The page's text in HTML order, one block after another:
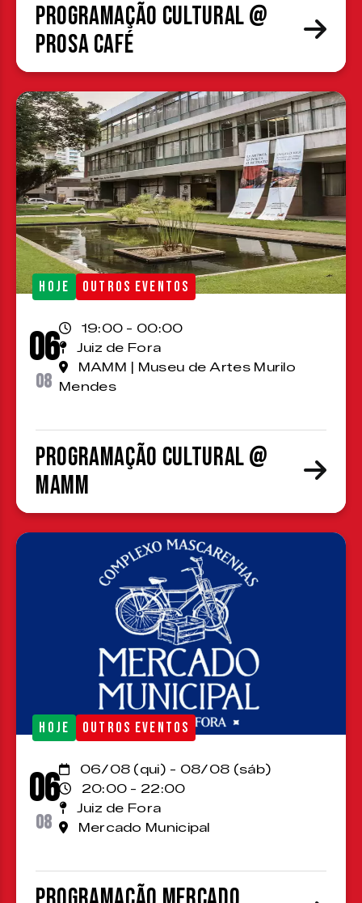
Programação cultural @
Prosa Café
HOJE OUTROS EVENTOS
06
08
19:00 - 00:00
Juiz de Fora
MAMM | Museu de Artes Murilo
Mendes
Programação cultural @
MAMM
HOJE OUTROS EVENTOS
06
08
06/08 (qui) - 08/08 (sáb)
20:00 - 22:00
Juiz de Fora
Mercado Municipal